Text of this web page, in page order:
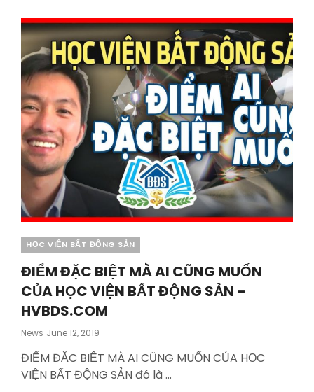
Categories
HỌC VIỆN BẤT ĐỘNG SẢN
ĐIỂM ĐẶC BIỆT MÀ AI CŨNG MUỐN
CỦA HỌC VIỆN BẤT ĐỘNG SẢN –
HVBDS.COM
News Posted
June 12, 2019
ĐIỂM ĐẶC BIỆT MÀ AI CŨNG MUỐN CỦA HỌC
VIỆN BẤT ĐỘNG SẢN đó là …